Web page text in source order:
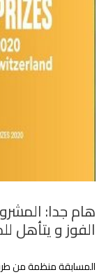
هام جدا:
الفوز و يتأهل
المسابقة منظمة من